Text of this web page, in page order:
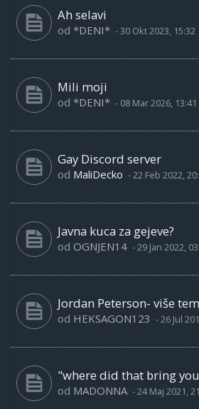
Ah selavi
od *DENI* -30 Okt 2023, 15:32
Mili moji
od *DENI* - 08 Mar 2026, 13:41
Gay Discord server
od MaliDecko -22 Feb 2022,
Javna kuca za gejeve?
od OGNJEN14 -29 Jan 2022,
Jordan Peterson- više
od HEKSAGON123 -26 Jul
"where did that bring
od MADONNA -24 Maj 2021,